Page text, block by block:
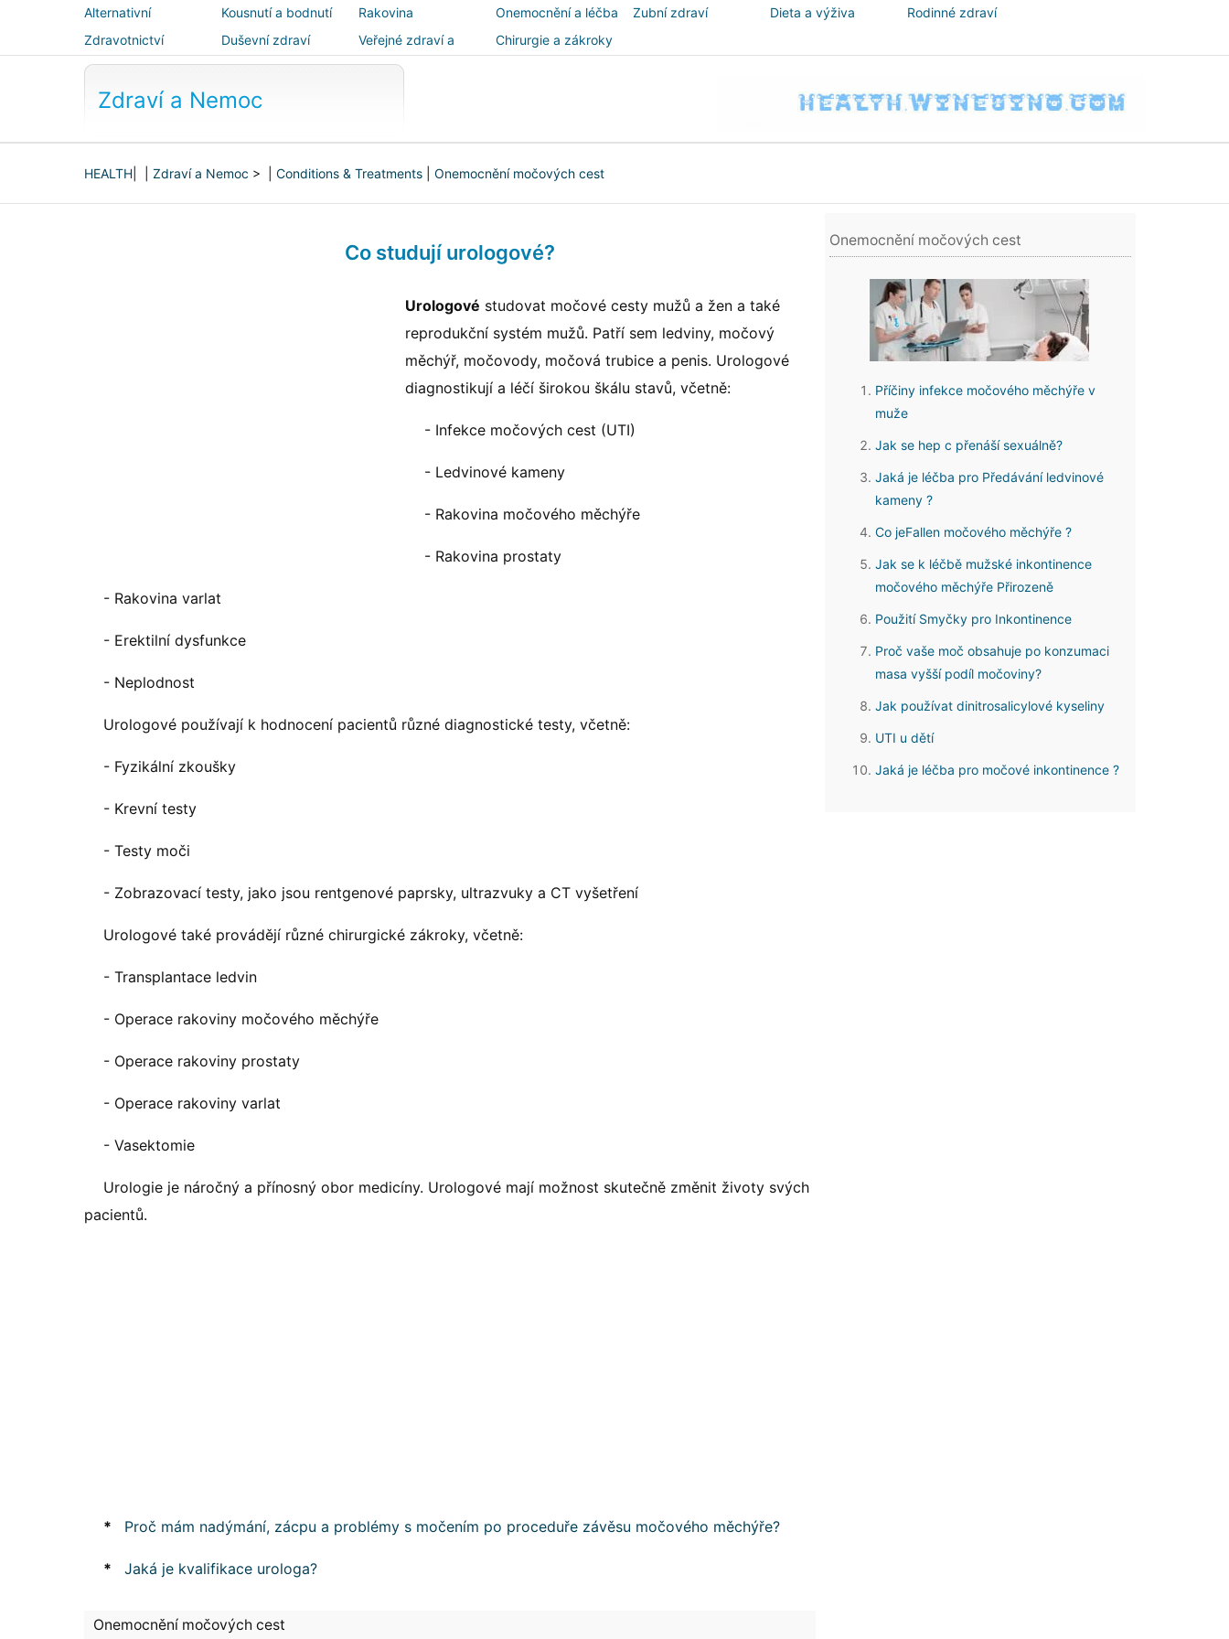
Alternativní
medicína
Kousnutí a bodnutí Rakovina Onemocnění a léčba Zubní zdraví Dieta a výživa
Rodinné zdraví
Zdravotnictví
Duševní zdraví
Veřejné zdraví a
bezpečnost
Chirurgie a zákroky
Zdraví a Nemoc
HEALTH Zdraví a Nemoc > | Conditions & Treatments Onemocnění močových cest
Co studují urologové?
Urologové studovat močové cesty mužů a žen a také
reprodukční systém mužů. Patří sem ledviny, močový
měchýř, močovody, močová trubice a penis. Urologové
diagnostikují a léčí širokou škálu stavů, včetně:
- Infekce močových cest (UTI)
- Ledvinové kameny
- Rakovina močového měchýře
- Rakovina prostaty
- Rakovina varlat
- Erektilní dysfunkce
- Neplodnost
Urologové používají k hodnocení pacientů různé diagnostické testy, včetně:
- Fyzikální zkoušky
- Krevní testy
- Testy moči
- Zobrazovací testy, jako jsou rentgenové paprsky, ultrazvuky a CT vyšetření
Urologové také provádějí různé chirurgické zákroky, včetně:
- Transplantace ledvin
- Operace rakoviny močového měchýře
- Operace rakoviny prostaty
- Operace rakoviny varlat
- Vasektomie
Urologie je náročný a přínosný obor medicíny. Urologové mají možnost skutečně změnit životy svých
pacientů.
* Proč mám nadýmání, zácpu a problémy s močením po proceduře závěsu močového měchýře?
* Jaká je kvalifikace urologa?
Onemocnění močových cest
Onemocnění močových cest
Příčiny infekce močového měchýře v
muže
Jak se hep c přenáší sexuálně?
Jaká je léčba pro Předávání ledvinové
kameny ?
Co jeFallen močového měchýře ?
Jak se k léčbě mužské inkontinence
močového měchýře Přirozeně
Použití Smyčky pro Inkontinence
Proč vaše moč obsahuje po konzumaci
masa vyšší podíl močoviny?
Jak používat dinitrosalicylové kyseliny
UTI u dětí
Jaká je léčba pro močové inkontinence ?